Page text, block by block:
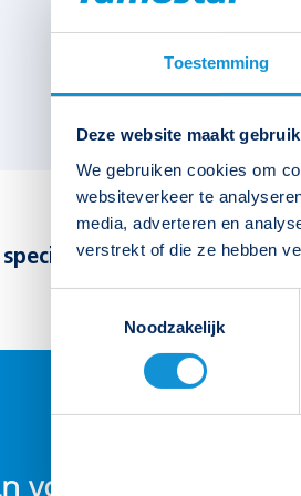
Toestemming
Deze website maakt
We gebruiken cookies om
websiteverkeer te
media, adverteren en
verstrekt of die ze hebben
Noodzakelijk
specificaties bekijken
Picto Waterproof NAK uit 2.0
190306
voor je klaar